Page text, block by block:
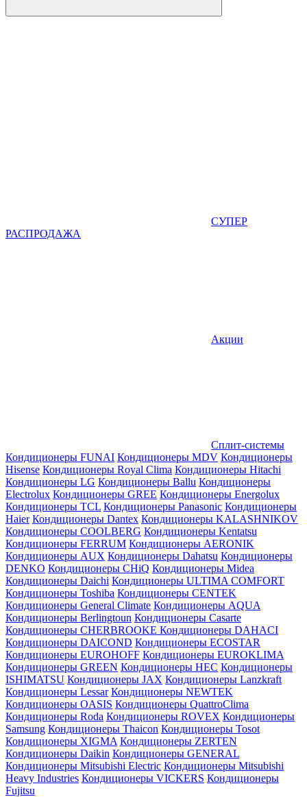
СУПЕР
РАСПРОДАЖА
Акции
Сплит-системы
Кондиционеры FUNAI Кондиционеры MDV Кондиционеры
Hisense Кондиционеры Royal Clima Кондиционеры Hitachi
Кондиционеры LG Кондиционеры Ballu Кондиционеры
Electrolux Кондиционеры GREE Кондиционеры Energolux
Кондиционеры TCL Кондиционеры Panasonic Кондиционеры
Haier Кондиционеры Dantex Кондиционеры KALASHNIKOV
Кондиционеры СOOLBERG Кондиционеры Kentatsu
Кондиционеры FERRUM Кондиционеры AERONIK
Кондиционеры AUX Кондиционеры Dahatsu Кондиционеры
DENKO Кондиционеры CHiQ Кондиционеры Midea
Кондиционеры Daichi Кондиционеры ULTIMA COMFORT
Кондиционеры Toshiba Кондиционеры CENTEK
Кондиционеры General Climate Кондиционеры AQUA
Кондиционеры Berlingtoun Кондиционеры Casarte
Кондиционеры CHERBROOKE Кондиционеры DAHACI
Кондиционеры DAICOND Кондиционеры ECOSTAR
Кондиционеры EUROHOFF Кондиционеры EUROKLIMA
Кондиционеры GREEN Кондиционеры HEC Кондиционеры
ISHIMATSU Кондиционеры JAX Кондиционеры Lanzkraft
Кондиционеры Lessar Кондиционеры NEWTEK
Кондиционеры OASIS Кондиционеры QuattroClima
Кондиционеры Roda Кондиционеры ROVEX Кондиционеры
Samsung Кондиционеры Thaicon Кондиционеры Tosot
Кондиционеры XIGMA Кондиционеры ZERTEN
Кондиционеры Daikin Кондиционеры GENERAL
Кондиционеры Mitsubishi Electric Кондиционеры Mitsubishi
Heavy Industries Кондиционеры VICKERS Кондиционеры
Fujitsu